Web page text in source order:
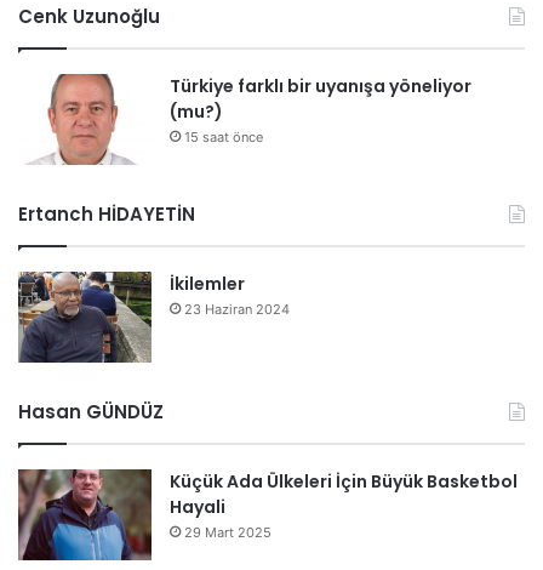
Cenk Uzunoğlu
Türkiye farklı bir uyanışa yöneliyor
(mu?)
15 saat önce
Ertanch HİDAYETİN
İkilemler
23 Haziran 2024
Hasan GÜNDÜZ
Küçük Ada Ülkeleri İçin Büyük Basketbol
Hayali
29 Mart 2025